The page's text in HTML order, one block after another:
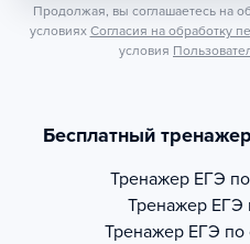
Продолжая, вы соглашаетесь на
условиях Согласия на обработку
условия
Бесплатный
Тренажер ЕГЭ
Тренажер ЕГЭ
Тренажер ЕГЭ по